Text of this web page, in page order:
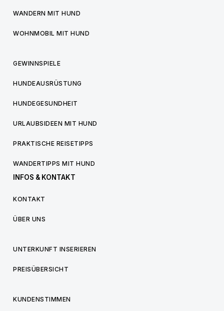
WANDERN MIT HUND
WOHNMOBIL MIT HUND
GEWINNSPIELE
HUNDEAUSRÜSTUNG
HUNDEGESUNDHEIT
URLAUBSIDEEN MIT HUND
PRAKTISCHE REISETIPPS
WANDERTIPPS MIT HUND
INFOS & KONTAKT
KONTAKT
ÜBER UNS
UNTERKUNFT INSERIEREN
PREISÜBERSICHT
KUNDENSTIMMEN